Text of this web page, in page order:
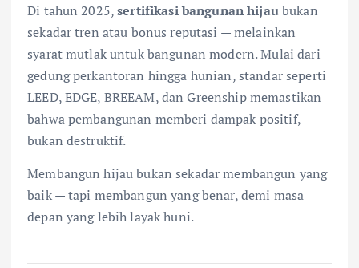
Di tahun 2025,sertifikasi bangunan hijaubukan
sekadar tren atau bonus reputasi — melainkan
syarat mutlak untuk bangunan modern. Mulai dari
gedung perkantoran hingga hunian, standar seperti
LEED, EDGE, BREEAM, dan Greenship memastikan
bahwa pembangunan memberi dampak positif,
bukan destruktif.
Membangun hijau bukan sekadar membangun yang
baik — tapi membangun yang benar, demi masa
depan yang lebih layak huni.